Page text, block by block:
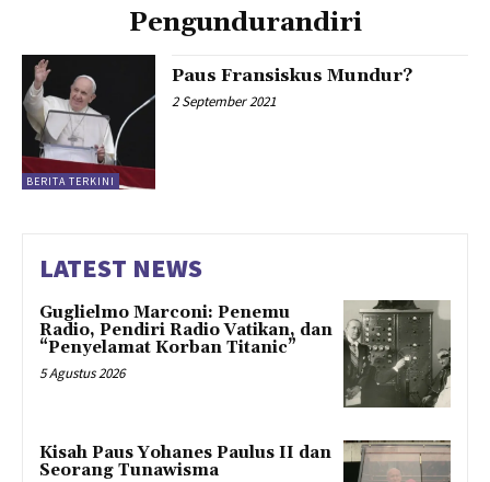
Pengundurandiri
BERITA TERKINI
Paus Fransiskus Mundur?
2 September 2021
LATEST NEWS
Guglielmo Marconi: Penemu
Radio, Pendiri Radio Vatikan, dan
“Penyelamat Korban Titanic”
5 Agustus 2026
Kisah Paus Yohanes Paulus II dan
Seorang Tunawisma